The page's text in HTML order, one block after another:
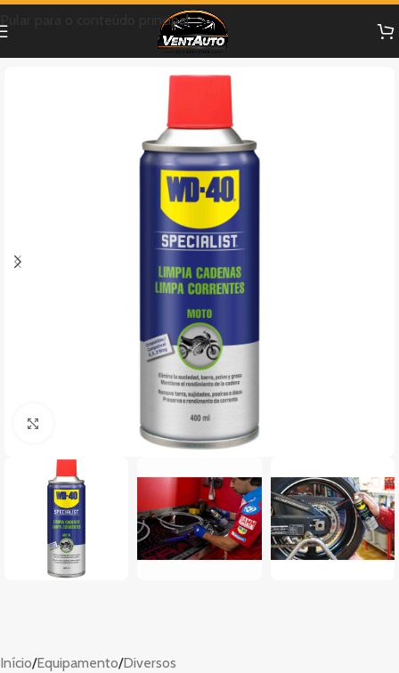
Pular para o conteúdo principal
Clique para ampliar
Início/Equipamento/Diversos